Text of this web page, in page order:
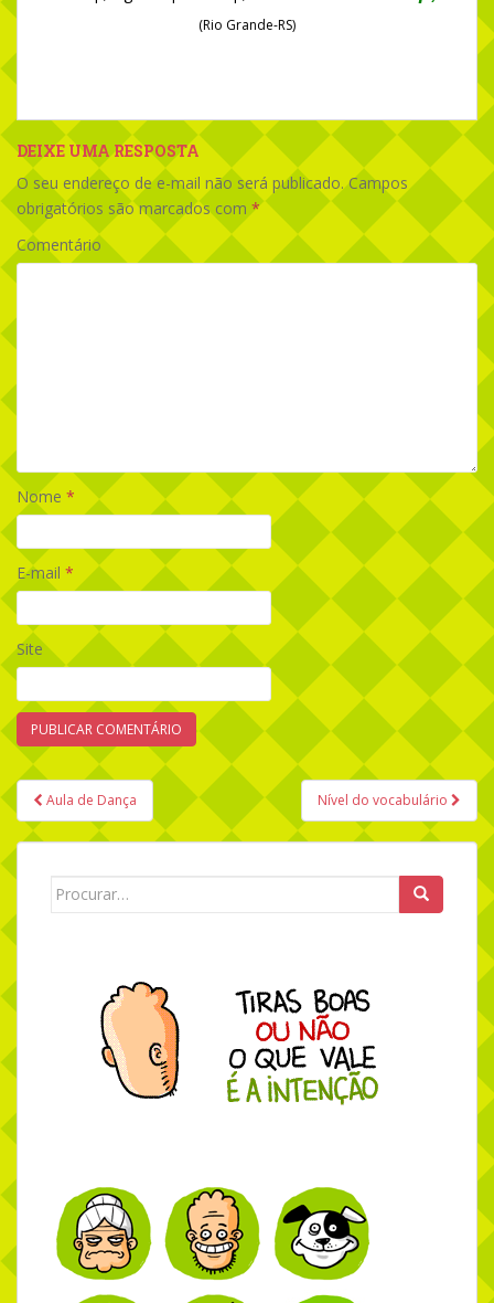
(Rio Grande-RS)
DEIXE UMA RESPOSTA
O seu endereço de e-mail não será publicado.Campos
obrigatórios são marcados com *
Comentário
Nome *
E-mail *
Site
Navegação de Post
Aula de Dança Nível do vocabulário
Search for: